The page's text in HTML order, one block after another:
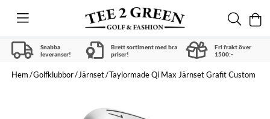
Snabba
leveranser!
Brett sortiment med bra
priser!
Fri frakt över
1500:-
Hem Golfklubbor Järnset Taylormade Qi Max Järnset Grafit Custom